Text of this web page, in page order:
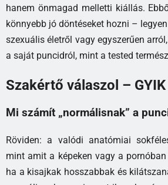
hanem önmagad melletti kiállás.
könnyebb jó döntéseket hozni –
szexuális életről vagy egyszerűen
a saját puncidról, mint a tested
Szakértő válaszol – GYIK
Mi számít „normálisnak” a
Röviden: a valódi anatómiai
mint amit a képeken vagy a
ha a kisajkak hosszabbak és